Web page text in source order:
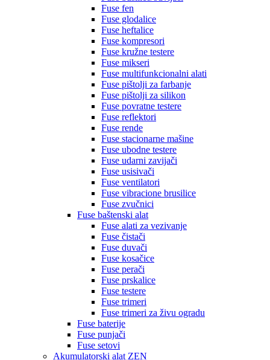
Fuse fen
Fuse glodalice
Fuse heftalice
Fuse kompresori
Fuse kružne testere
Fuse mikseri
Fuse multifunkcionalni alati
Fuse pištolji za farbanje
Fuse pištolji za silikon
Fuse povratne testere
Fuse reflektori
Fuse rende
Fuse stacionarne mašine
Fuse ubodne testere
Fuse udarni zavijači
Fuse usisivači
Fuse ventilatori
Fuse vibracione brusilice
Fuse zvučnici
Fuse baštenski alat
Fuse alati za vezivanje
Fuse čistači
Fuse duvači
Fuse kosačice
Fuse perači
Fuse prskalice
Fuse testere
Fuse trimeri
Fuse trimeri za živu ogradu
Fuse baterije
Fuse punjači
Fuse setovi
Akumulatorski alat ZEN